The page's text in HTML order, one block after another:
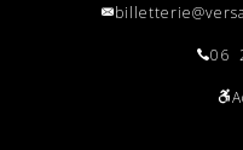
06